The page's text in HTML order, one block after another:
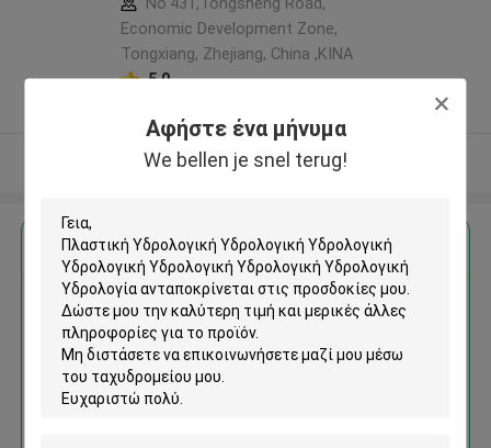
Αφήστε ένα μήνυμα
We bellen je snel terug!
Economic Development Zone,
Tongxiang, Zhejiang, China ,ΚΙΝΑ
5.0
Δείτε περισσότερων
Αποκτήστε την καλύτερη τιμή για
Πλαστική Υδρολογική
Υδρολογική Υδρολογική
Υδρολογική Υδρολογική
Υδρολογική Υδρολογική